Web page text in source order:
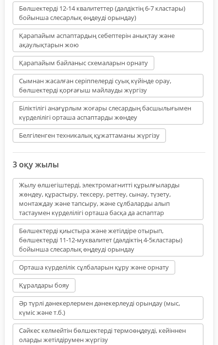
Бөлшектерді 12-14 квалитеттер (дәлдіктің 6-7 кластары)
бойынша слесарлық өңдеуді орындау)
Қарапайым аспаптардың себептерін анықтау және
ақаулықтарын жою
Қарапайым байланыс схемаларын орнату
Сымнан жасалған серіппелерді суық күйінде орау,
бөлшектерді қорғағыш майлауды жүргізу
Біліктілігі анағұрлым жоғары слесардың басшылығымен
күрделілігі орташа аспаптарды жөндеу
Белгіленген техникалық құжаттаманы жүргізу
3 оқу жылы
Жылу өлшегіштерді, электромагнитті құрылғыларды
жөндеу, құрастыру, тексеру, реттеу, сынау, түзету,
монтаждау және тапсыру, және сұлбаларды алып
тастаумен күрделілігі орташа басқа да аспаптар
Бөлшектерді қиыстыра және жетілдіре отырып,
бөлшектерді 11-12-муквалитет (дәлдіктің 4-5кластары)
бойынша слесарлық өңдеуді орындау
Орташа күрделілік сұлбаларын құру және орнату
Құралдары бояу
Әр түрлі дәнекерлермен дәнекерлеуді орындау (мыс,
күміс және т.б.)
Сәйкес келмейтін бөлшектерді термоөңдеуді, кейіннен
оларды жетілдірумен жүргізу